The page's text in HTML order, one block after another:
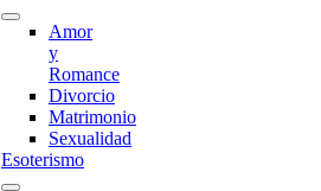
Amor
y
Romance
Divorcio
Matrimonio
Sexualidad
Esoterismo